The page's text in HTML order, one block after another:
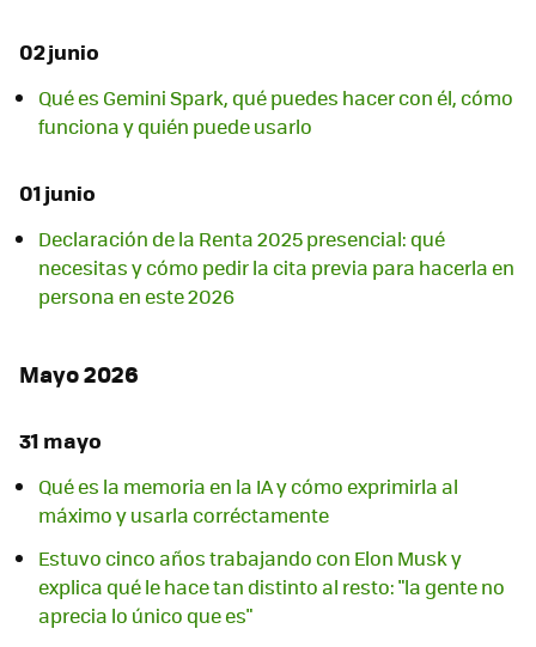
02 junio
Qué es Gemini Spark, qué puedes hacer con él, cómo
funciona y quién puede usarlo
01 junio
Declaración de la Renta 2025 presencial: qué
necesitas y cómo pedir la cita previa para hacerla en
persona en este 2026
Mayo 2026
31 mayo
Qué es la memoria en la IA y cómo exprimirla al
máximo y usarla corréctamente
Estuvo cinco años trabajando con Elon Musk y
explica qué le hace tan distinto al resto: "la gente no
aprecia lo único que es"